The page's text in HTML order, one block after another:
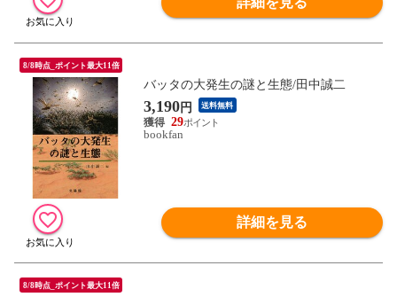
8/8時点_ポイント最大11倍
バッタの大発生の謎と生態/田中誠二
3,190円 送料無料
29
bookfan
詳細を見る
8/8時点_ポイント最大11倍